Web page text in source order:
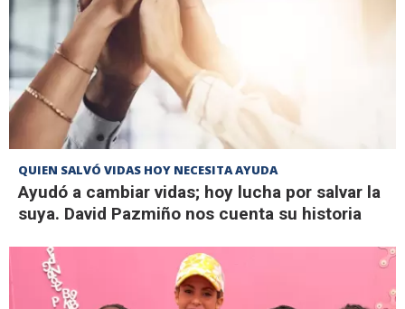
QUIEN SALVÓ VIDAS HOY NECESITA AYUDA
Ayudó a cambiar vidas; hoy lucha por salvar la
suya. David Pazmiño nos cuenta su historia